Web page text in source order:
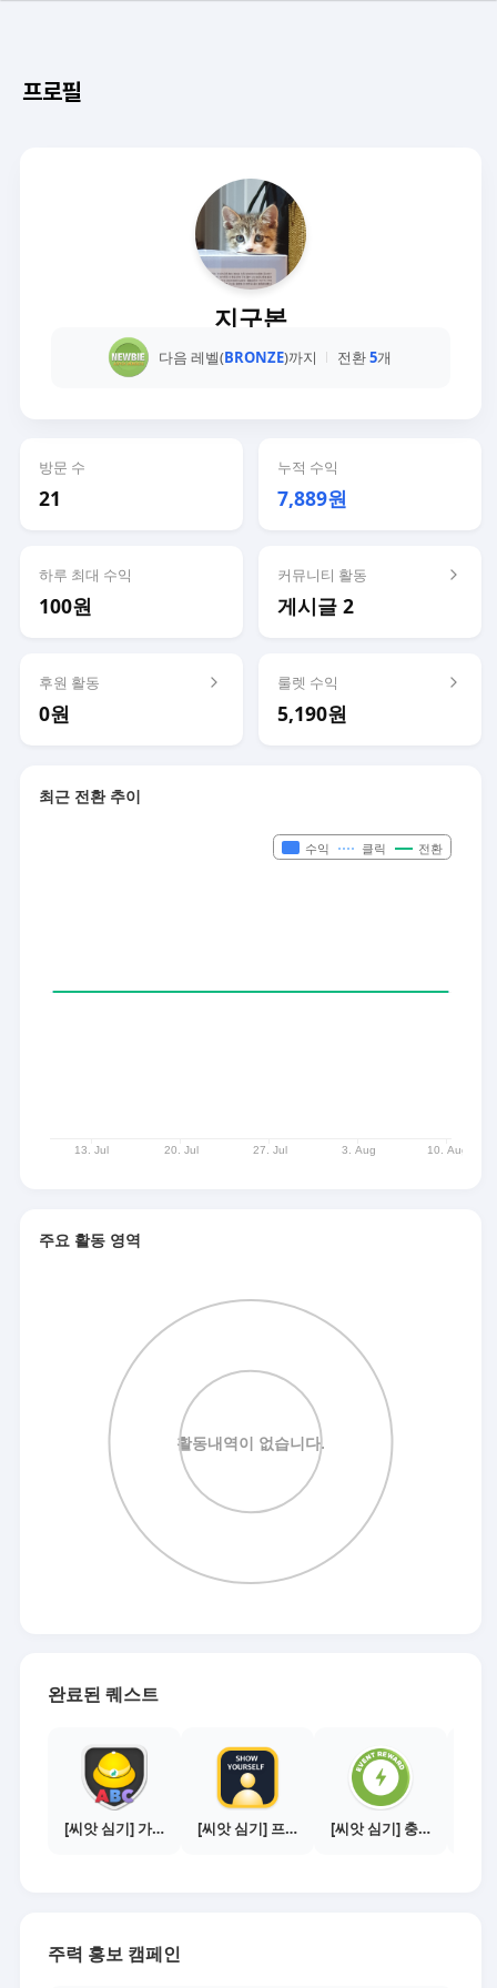
프로필
지구본
다음 레벨(BRONZE)까지 전환5개
방문 수
21
누적 수익
7,889원
하루 최대 수익
100원
커뮤니티 활동
게시글 2
후원 활동
0원
룰렛 수익
5,190원
최근 전환 추이
주요 활동 영역
완료된 퀘스트
[씨앗 심기] 가이드보기 - 매체별 활동 가이드 [씨앗 심기] 프로필 사진 등록하기 [씨앗 심기] 충전소에서 이벤트 1건 이상 참여하기
주력 홍보 캠페인